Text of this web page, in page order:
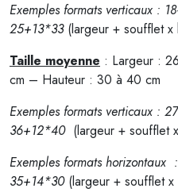
Exemples formats verticaux :
25+13*33 (largeur + soufflet x
Taille moyenne : Largeur :
cm – Hauteur : 30 à 40 cm
Exemples formats verticaux :
36+12*40 (largeur + soufflet
Exemples formats
35+14*30(largeur + soufflet x